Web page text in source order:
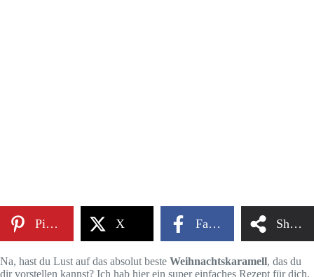
Pinterest X Facebook Share
Na, hast du Lust auf das absolut beste Weihnachtskaramell, das du
dir vorstellen kannst? Ich hab hier ein super einfaches Rezept für dich,